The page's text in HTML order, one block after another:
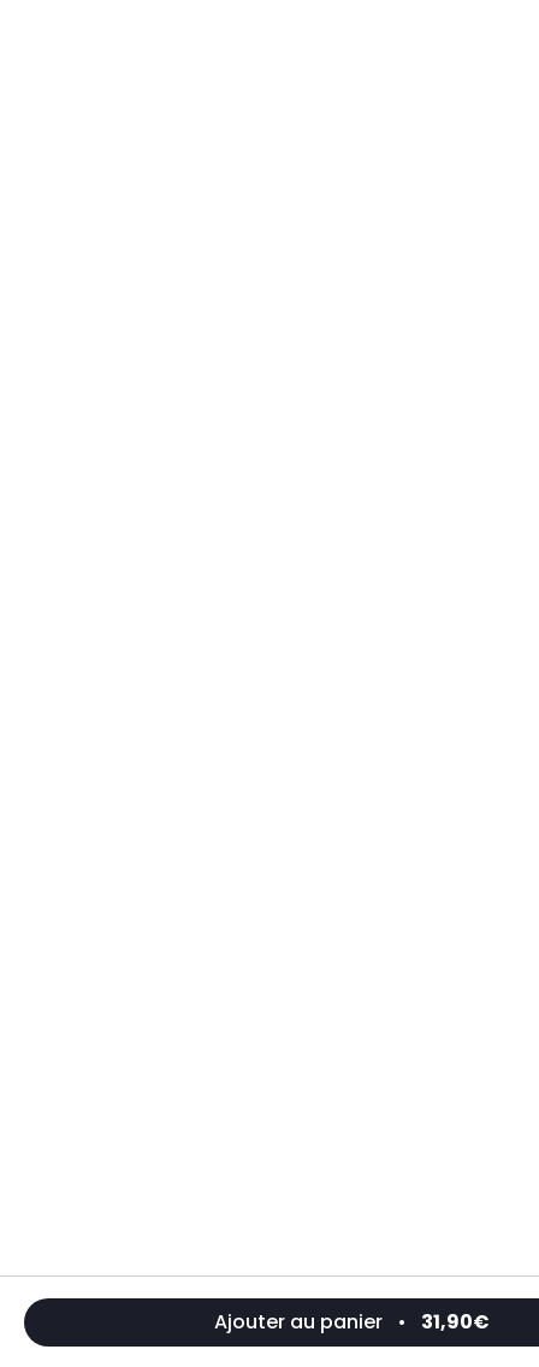
Ajouter au panier • 31,90€